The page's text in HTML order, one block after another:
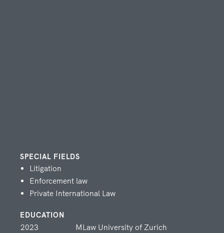
Christoph Lehmann
SPECIAL FIELDS
Litigation
Enforcement law
Private International Law
EDUCATION
2023 MLaw University of Zurich